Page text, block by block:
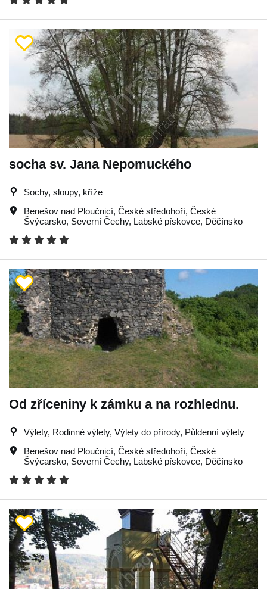
socha sv. Jana Nepomuckého
Sochy, sloupy, kříže
Benešov nad Ploučnicí, České středohoří, České
Švýcarsko, Severní Čechy, Labské pískovce, Děčínsko
Od zříceniny k zámku a na rozhlednu.
Výlety, Rodinné výlety, Výlety do přírody, Půldenní výlety
Benešov nad Ploučnicí, České středohoří, České
Švýcarsko, Severní Čechy, Labské pískovce, Děčínsko